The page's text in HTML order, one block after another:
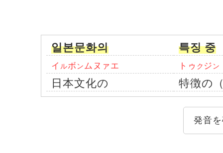
일본문화의 특징 중
イ ルボ ン ムヌァエ トゥ ク ジ ン
日本文化の 特徴の
発音